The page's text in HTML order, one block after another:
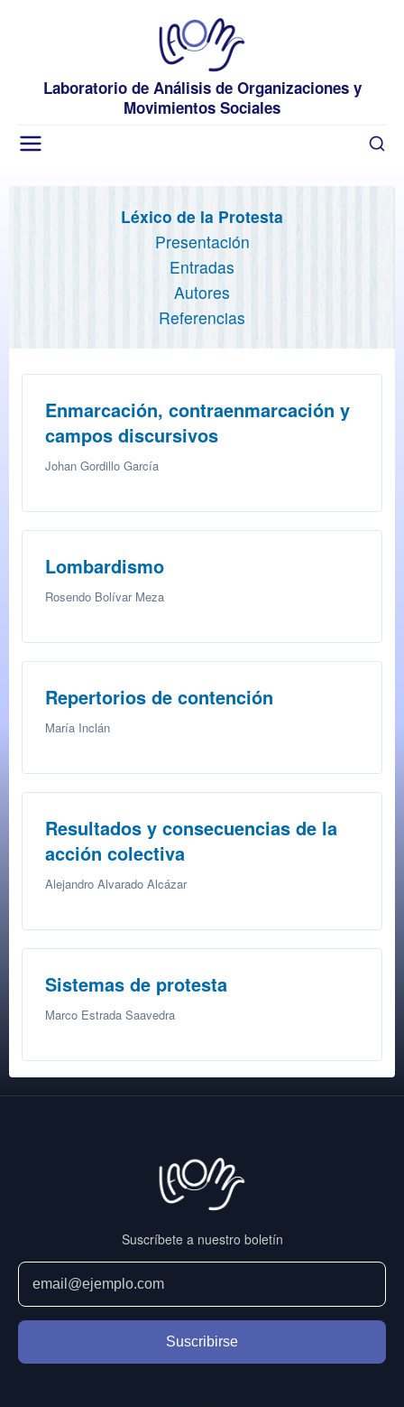
Laboratorio de Análisis de Organizaciones y
Movimientos Sociales
Léxico de la Protesta
Presentación
Entradas
Autores
Referencias
Enmarcación, contraenmarcación y
campos discursivos
Johan Gordillo García
Lombardismo
Rosendo Bolívar Meza
Repertorios de contención
María Inclán
Resultados y consecuencias de la
acción colectiva
Alejandro Alvarado Alcázar
Sistemas de protesta
Marco Estrada Saavedra
Suscríbete a nuestro boletín
Suscribirse